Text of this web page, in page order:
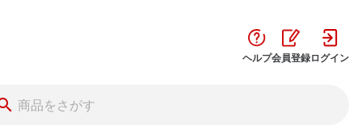
ヘルプ会員登録ログイン